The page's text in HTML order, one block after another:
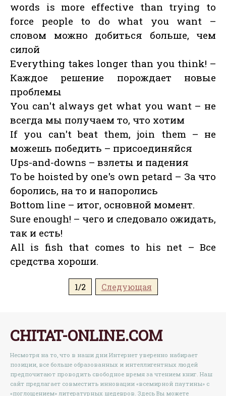
words is more effective than trying to
force people to do what you want –
словом можно добиться больше, чем
силой
Everything takes longer than you think! –
Каждое решение порождает новые
проблемы
You can't always get what you want – не
всегда мы получаем то, что хотим
If you can't beat them, join them – не
можешь победить – присоединяйся
Ups-and-downs – взлеты и падения
To be hoisted by one's own petard – За что
боролись, на то и напоролись
Bottom line – итог, основной момент.
Sure enough! – чего и следовало ожидать,
так и есть!
All is fish that comes to his net – Все
средства хороши.
1/2 Следующая
CHITAT-ONLINE.COM
Несмотря на то, что в наши дни Интернет уверенно набирает
позиции, все больше образованных и интеллигентных людей
предпочитают проводить свободное время за чтением книг. Наш
сайт предлагает совместить инновации «всемирной паутины» с
«поглощением» литературных шедевров. Здесь Вы можете